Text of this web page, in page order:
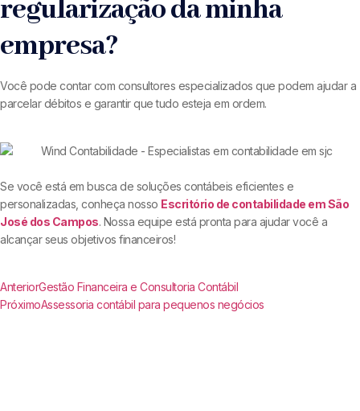
regularização da minha
empresa?
Você pode contar com consultores especializados que podem ajudar a
parcelar débitos e garantir que tudo esteja em ordem.
Se você está em busca de soluções contábeis eficientes e
personalizadas, conheça nosso Escritório de contabilidade em São
José dos Campos. Nossa equipe está pronta para ajudar você a
alcançar seus objetivos financeiros!
AnteriorGestão Financeira e Consultoria Contábil
PróximoAssessoria contábil para pequenos negócios